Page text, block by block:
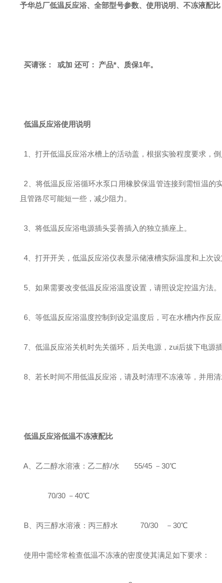
予华总厂低温反应浴、全部型号参数、使用说明、不冻液配比
买请张： 或加 还可： 产品*、质保1年。
低温反应浴使用说明
1、打开低温反应浴水槽上的活动盖，根据实验程度要求，
2、将低温反应浴循环水泵口用橡胶保温管连接到需恒温的
且管路尽可能短一些，减少阻力。
3、将低温反应浴电源插头妥善插入的独立插座上。
4、打开开关， 低温反应浴仪表显示储液槽实际温度和上次
5、如果需要改变低温反应浴温度设置，请照设定控温方法。
6、等低温反应浴温度控制到设定温度后，可在水槽内作反
7、 低温反应浴关机时先关循环，后关电源，zui后拔下电源
8、若长时间不用低温反应浴 ，请及时清理不冻液等，并用
低温反应浴低温不冻液配比
A、乙二醇水溶液：乙二醇/水 55/45 －30℃
70/30 －40℃
B、丙三醇水溶液：丙三醇水 70/30 －30℃
使用中需经常检查低温不冻液的密度使其满足如下要求：